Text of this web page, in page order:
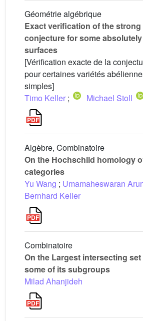
Géométrie algébrique
Exact verification of the strong
conjecture for some
surfaces
[Vérification exacte de la
pour certaines variétés
simples]
Timo Keller ; Michael Stoll
Algèbre, Combinatoire
On the Hochschild homology
categories
Yu Wang ; Umamaheswaran
Bernhard Keller
Combinatoire
On the Largest intersecting set
some of its subgroups
Milad Ahanjideh